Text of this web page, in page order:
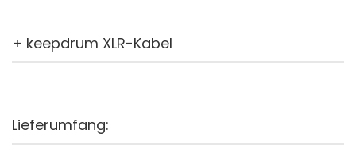
+ keepdrum XLR-Kabel
Lieferumfang: